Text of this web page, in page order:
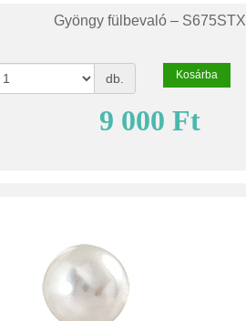
Gyöngy fülbevaló – S675STX
db. Kosárba
9 000 Ft